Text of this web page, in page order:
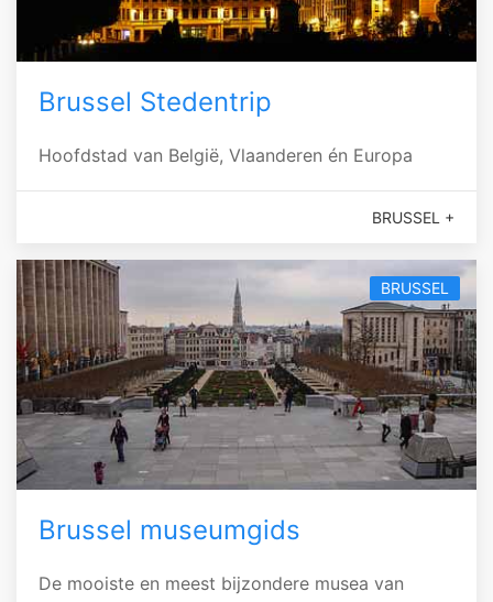
Brussel Stedentrip
Hoofdstad van België, Vlaanderen én Europa
BRUSSEL +
BRUSSEL
Brussel museumgids
De mooiste en meest bijzondere musea van